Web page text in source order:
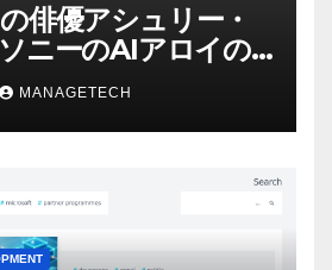
俳優アシュリー・
ニーのAIアロイの
「ゲームパフォー
芸術形式に不安を
る – IGN
MANAGETECH